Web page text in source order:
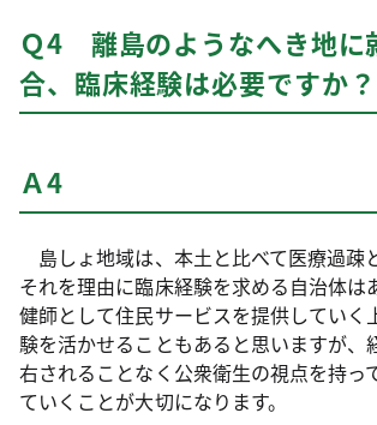
Ｑ4 離島のようなへき地に
合、臨床経験は必要ですか？
Ａ4
島しょ地域は、本土と比べて医療過疎
それを理由に臨床経験を求める自治体は
健師として住民サービスを提供していく
験を活かせることもあると思いますが、
右されることなく公衆衛生の視点を持っ
ていくことが大切になります。